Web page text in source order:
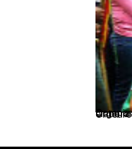
Compartimos el presente artículo que tiene como finalidad presentar una investigación desarrollada con las mujeres de la